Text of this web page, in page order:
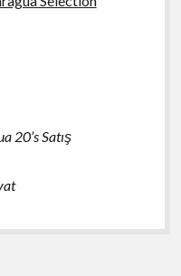
20’s Satış